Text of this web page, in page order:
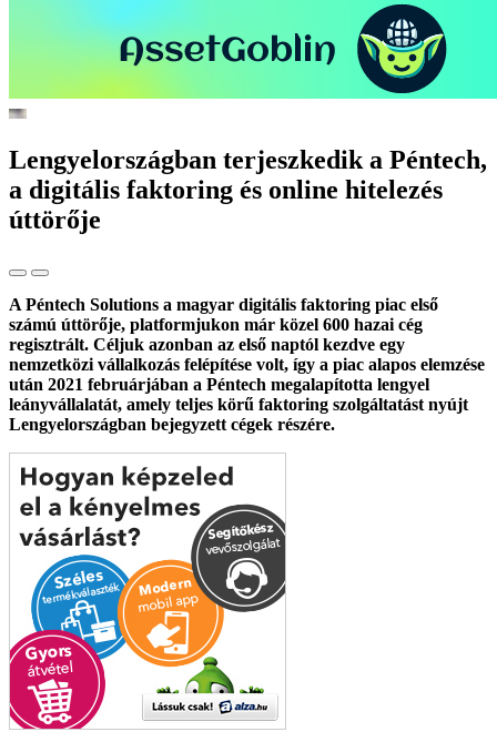
Lengyelországban terjeszkedik a Péntech,
a digitális faktoring és online hitelezés
úttörője
A Péntech Solutions a magyar digitális faktoring piac első
számú úttörője, platformjukon már közel 600 hazai cég
regisztrált. Céljuk azonban az első naptól kezdve egy
nemzetközi vállalkozás felépítése volt, így a piac alapos elemzése
után 2021 februárjában a Péntech megalapította lengyel
leányvállalatát, amely teljes körű faktoring szolgáltatást nyújt
Lengyelországban bejegyzett cégek részére.